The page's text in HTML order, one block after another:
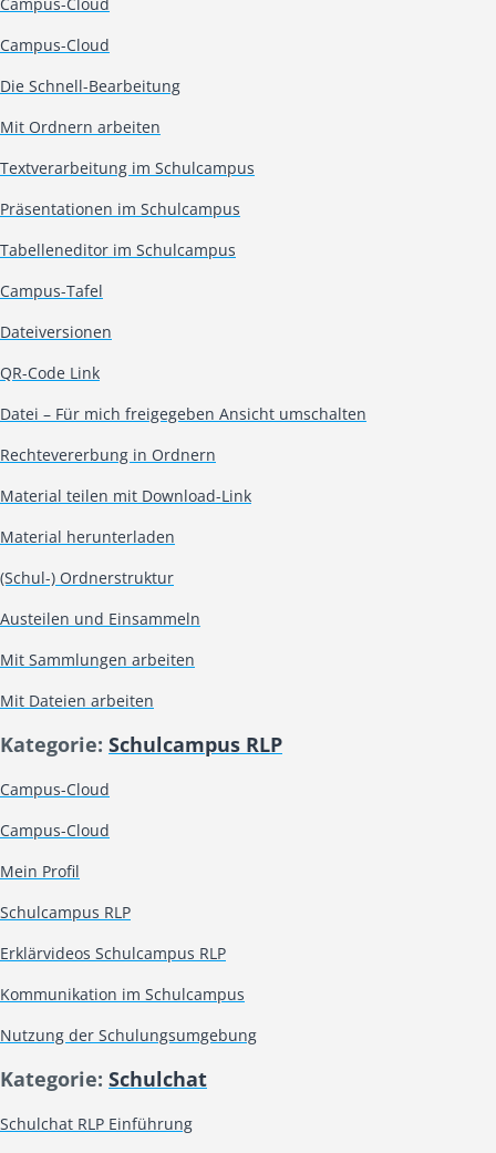
Campus-Cloud
Die Schnell-Bearbeitung
Mit Ordnern arbeiten
Textverarbeitung im Schulcampus
Präsentationen im Schulcampus
Tabelleneditor im Schulcampus
Campus-Tafel
Dateiversionen
QR-Code Link
Datei – Für mich freigegeben Ansicht umschalten
Rechtevererbung in Ordnern
Material teilen mit Download-Link
Material herunterladen
(Schul-) Ordnerstruktur
Austeilen und Einsammeln
Mit Sammlungen arbeiten
Mit Dateien arbeiten
Kategorie: Schulcampus RLP
Campus-Cloud
Campus-Cloud
Mein Profil
Schulcampus RLP
Erklärvideos Schulcampus RLP
Kommunikation im Schulcampus
Nutzung der Schulungsumgebung
Kategorie: Schulchat
Schulchat RLP Einführung